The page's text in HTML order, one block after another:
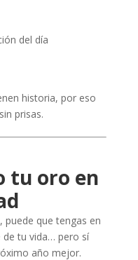
del día
historia, por eso
prisas.
tu oro en
puede que tengas en
tu vida… pero sí
año mejor.